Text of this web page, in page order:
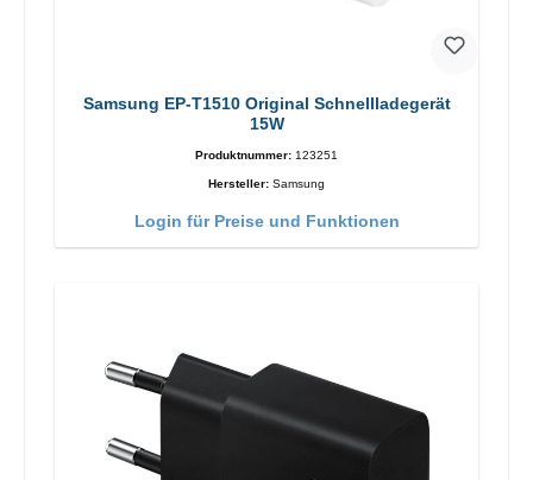
Samsung EP-T1510 Original Schnellladegerät
15W
Produktnummer: 123251
Hersteller: Samsung
Login für Preise und Funktionen